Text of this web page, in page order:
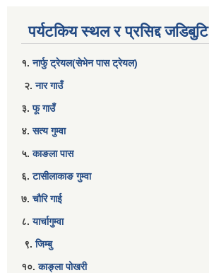
पर्यटकिय स्थल र प्रसिद्द जडिबुटि
१.नार्फु ट्रेयल(सेभेन पास ट्रेयल)
२.नार गाउँ
३.फू गाउँ
४.सत्य गुम्वा
५.काङला पास
६.टासीलाकाङ गुम्वा
७.चौरि गाई
८.यार्चागुम्वा
९.जिम्बु
१०.काङ्ला पोखरी